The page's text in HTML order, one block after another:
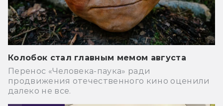
Колобок стал главным мемом августа
Перенос «Человека-паука» ради
продвижения отечественного кино оценили
далеко не все.